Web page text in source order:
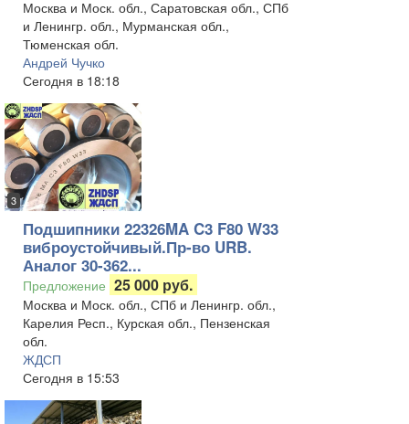
Москва и Моск. обл., Саратовская обл., СПб
и Ленингр. обл., Мурманская обл.,
Тюменская обл.
Андрей Чучко
Сегодня в 18:18
3
Подшипники 22326MA C3 F80 W33
виброустойчивый.Пр-во URB.
Аналог 30-362...
Предложение 25 000 руб.
Москва и Моск. обл., СПб и Ленингр. обл.,
Карелия Респ., Курская обл., Пензенская
обл.
ЖДСП
Сегодня в 15:53